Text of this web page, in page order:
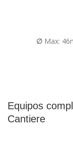
∅Max:
Equipos
Cantiere